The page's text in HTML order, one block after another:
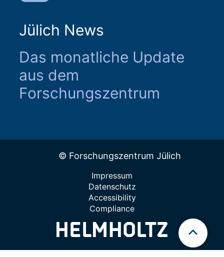
Jülich News
Das monatliche Update
aus dem
Forschungszentrum
© Forschungszentrum Jülich
Impressum
Datenschutz
Accessibility
Compliance